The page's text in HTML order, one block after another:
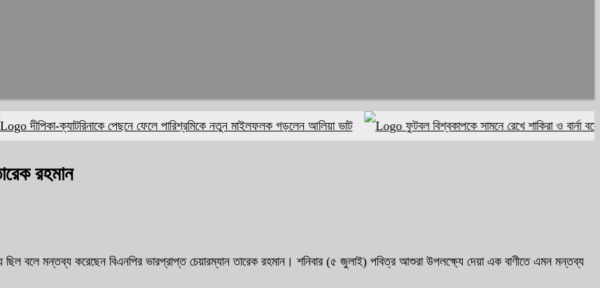
ক্যাটরিনাকে পেছনে ফেলে পারিশ্রমিকে নতুন মাইলফলক গড়লেন আলিয়া ভাট
ফুটবল বিশ্বকাপকে সামনে রেখে শাকিরা ও বার্না বয়ের থিম
রহমান
ছিল বলে মন্তব্য করেছেন বিএনপির ভারপ্রাপ্ত চেয়ারম্যান তারেক রহমান। শনিবার (৫ জুলাই) পবিত্র আশুরা উপলক্ষ্যে দেয়া এক বাণীতে এমন মন্তব্য